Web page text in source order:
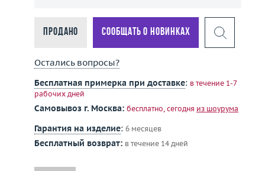
Продано Сообщать о новинках
Остались вопросы?
Бесплатная примерка при доставке: в течение 1-7
рабочих дней
Самовывоз г. Москва: бесплатно, сегодня из шоурума
Гарантия на изделие: 6 месяцев
Бесплатный возврат: в течение 14 дней